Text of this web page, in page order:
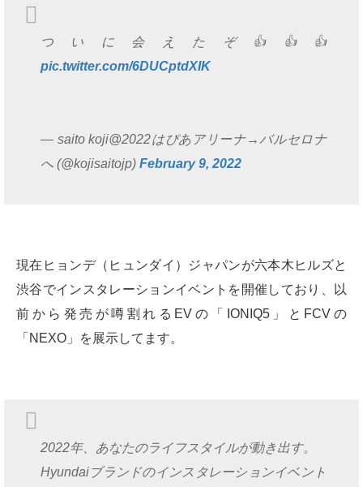
ついに会えたぞ👍👍👍
pic.twitter.com/6DUCptdXIK
— saito koji@2022はぴあアリーナ→バルセロナ
へ (@kojisaitojp) February 9, 2022
現在ヒョンデ（ヒュンダイ）ジャパンが六本木ヒルズと
渋谷でインスタレーションイベントを開催しており、以
前から発売が噂割れるEVの「IONIQ5」とFCVの
「NEXO」を展示してます。
2022年、あなたのライフスタイルが動き出す。
Hyundaiブランドのインスタレーションイベント